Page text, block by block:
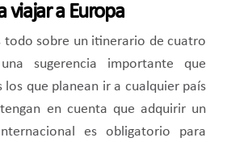
viajar a Europa
todo sobre un itinerario de cuatro
sugerencia importante que
que planean ir a cualquier país
en cuenta que adquirir un
es obligatorio para